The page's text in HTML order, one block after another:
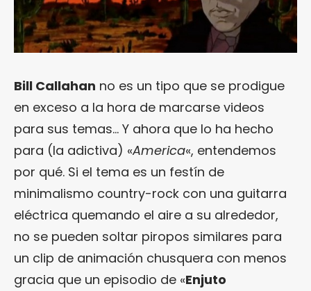
Bill Callahan no es un tipo que se prodigue
en exceso a la hora de marcarse videos
para sus temas… Y ahora que lo ha hecho
para (la adictiva) «America«, entendemos
por qué. Si el tema es un festín de
minimalismo country-rock con una guitarra
eléctrica quemando el aire a su alrededor,
no se pueden soltar piropos similares para
un clip de animación chusquera con menos
gracia que un episodio de «Enjuto